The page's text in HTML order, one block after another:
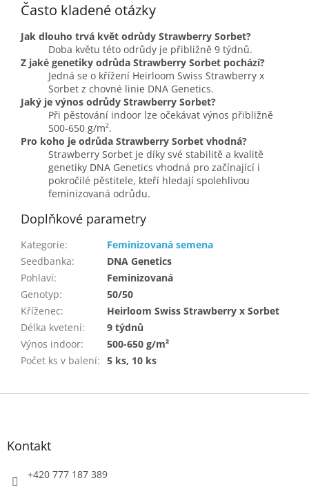
Často kladené otázky
Jak dlouho trvá květ odrůdy Strawberry Sorbet?
Doba květu této odrůdy je přibližně 9 týdnů.
Z jaké genetiky odrůda Strawberry Sorbet pochází?
Jedná se o křížení Heirloom Swiss Strawberry x
Sorbet z chovné linie DNA Genetics.
Jaký je výnos odrůdy Strawberry Sorbet?
Při pěstování indoor lze očekávat výnos přibližně
500-650 g/m².
Pro koho je odrůda Strawberry Sorbet vhodná?
Strawberry Sorbet je díky své stabilitě a kvalitě
genetiky DNA Genetics vhodná pro začínající i
pokročilé pěstitele, kteří hledají spolehlivou
feminizovaná odrůdu.
Doplňkové parametry
Kategorie:
Feminizovaná semena
Seedbanka:
DNA Genetics
Pohlaví:
Feminizovaná
Genotyp:
50/50
Kříženec:
Heirloom Swiss Strawberry x Sorbet
Délka kvetení:
9 týdnů
Výnos indoor:
500-650 g/m²
Počet ks v balení: 5 ks, 10 ks
Z
Kontakt
+420 777 187 389